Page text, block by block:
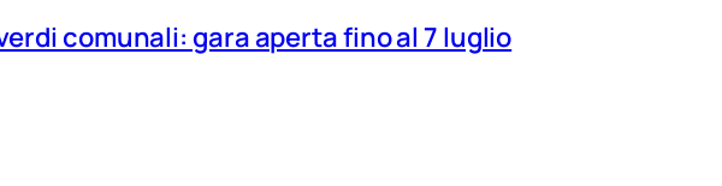
comunali: gara aperta fino al 7 luglio